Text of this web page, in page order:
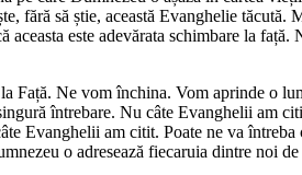
fără să știe, această Evanghelie
aceasta este adevărata schimbare la
Față. Ne vom închina. Vom aprinde o
întrebare. Nu câte Evanghelii am
Evanghelii am citit. Poate ne va
o adresează fiecaruia dintre noi